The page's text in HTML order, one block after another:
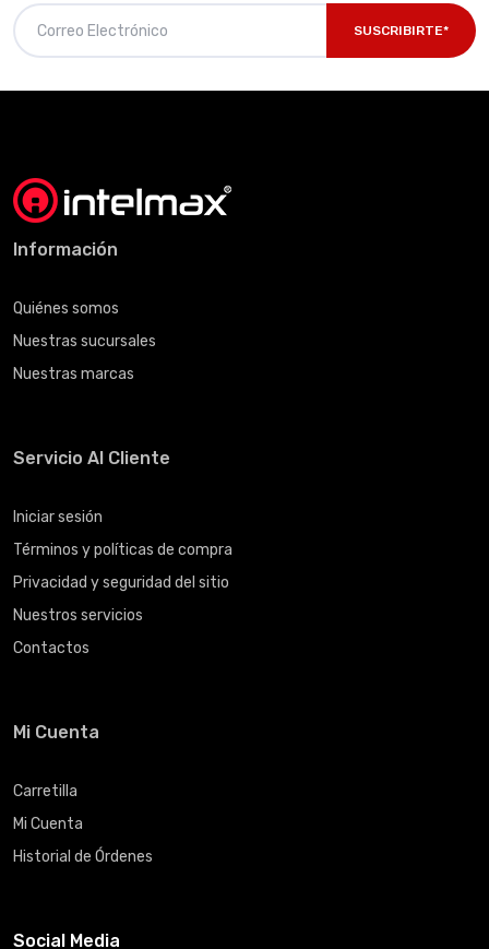
SUSCRIBIRTE*
Información
Quiénes somos
Nuestras sucursales
Nuestras marcas
Servicio Al Cliente
Iniciar sesión
Términos y políticas de compra
Privacidad y seguridad del sitio
Nuestros servicios
Contactos
Mi Cuenta
Carretilla
Mi Cuenta
Historial de Órdenes
Social Media